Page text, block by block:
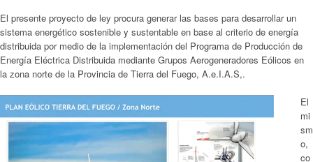
El presente proyecto de ley procura generar las bases para desarrollar un
sistema energético sostenible y sustentable en base al criterio de energía
distribuida por medio de la implementación del Programa de Producción de
Energía Eléctrica Distribuida mediante Grupos Aerogeneradores Eólicos en
la zona norte de la Provincia de Tierra del Fuego, A.e.I.A.S,.
El
mi
sm
o,
co